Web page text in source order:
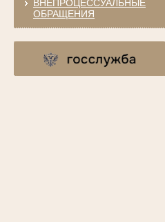
ВНЕПРОЦЕССУАЛЬНЫЕ
ОБРАЩЕНИЯ